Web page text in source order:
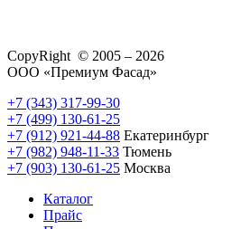
CopyRight © 2005 – 2026
ООО «Премиум Фасад»
+7 (343) 317-99-30
+7 (499) 130-61-25
+7 (912) 921-44-88 Екатеринбург
+7 (982) 948-11-33 Тюмень
+7 (903) 130-61-25 Москва
Каталог
Прайс